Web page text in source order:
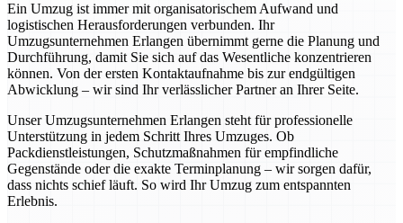
Ein Umzug ist immer mit organisatorischem Aufwand und
logistischen Herausforderungen verbunden. Ihr
Umzugsunternehmen Erlangen übernimmt gerne die Planung und
Durchführung, damit Sie sich auf das Wesentliche konzentrieren
können. Von der ersten Kontaktaufnahme bis zur endgültigen
Abwicklung – wir sind Ihr verlässlicher Partner an Ihrer Seite.
Unser Umzugsunternehmen Erlangen steht für professionelle
Unterstützung in jedem Schritt Ihres Umzuges. Ob
Packdienstleistungen, Schutzmaßnahmen für empfindliche
Gegenstände oder die exakte Terminplanung – wir sorgen dafür,
dass nichts schief läuft. So wird Ihr Umzug zum entspannten
Erlebnis.